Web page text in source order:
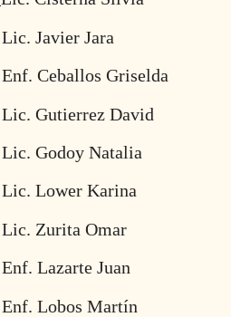
Lic. Javier Jara
Enf. Ceballos Griselda
Lic. Gutierrez David
Lic. Godoy Natalia
Lic. Lower Karina
Lic. Zurita Omar
Enf. Lazarte Juan
Enf. Lobos Martín